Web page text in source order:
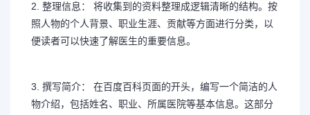
2. 整理信息： 将收集到的资料整理成逻辑清晰的结构。按
照人物的个人背景、职业生涯、贡献等方面进行分类，以
便读者可以快速了解医生的重要信息。
3. 撰写简介： 在百度百科页面的开头，编写一个简洁的人
物介绍，包括姓名、职业、所属医院等基本信息。这部分